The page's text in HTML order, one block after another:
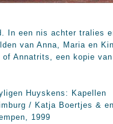
In een nis achter tralies
van Anna, Maria en
of Annatrits, een kopie van
Huyskens: Kapellen
/ Katja Boertjes &
1999